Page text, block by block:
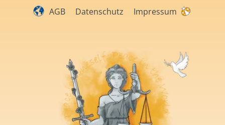
AGB Datenschutz Impressum